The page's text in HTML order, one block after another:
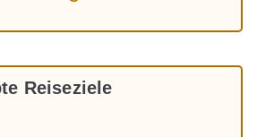
Reiseziele